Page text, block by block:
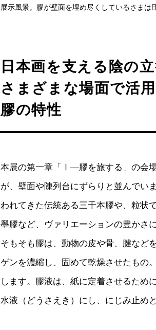
展示風景。膠が壁面を埋め尽くしているさまは
日本画を支える陰の
さまざまな場面で活
膠の特性
本展の第一章「Ⅰ—膠を旅する」の会
が、壁面や陳列台にずらりと並んでい
われてきた伝統ある三千本膠や、粒状
墨膠など、ヴァリエーションの豊かさ
そもそも膠は、動物の皮や骨、腱など
ゲンを濃縮し、固めて乾燥させたもの
します。膠液は、紙に定着させるため
水液（どうさえき）にし、にじみ止め